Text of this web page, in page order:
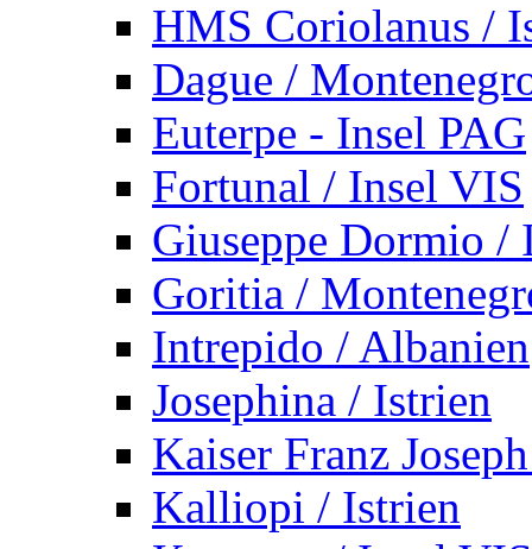
HMS Coriolanus /
Dague /
Euterpe - Insel PAG
Fortunal / Insel VIS
Giuseppe Dormio /
Goritia /
Intrepido / Albanien
Josephina / Istrien
Kaiser Franz
Kalliopi / Istrien